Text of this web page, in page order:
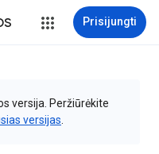
Prisijungti
versija. Peržiūrėkite
versijas